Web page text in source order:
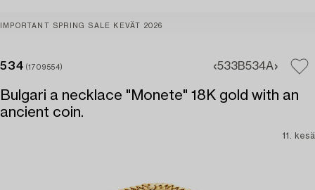
IMPORTANT SPRING SALE KEVÄT 2026
534 (1709554) 533B534A
Bulgari a necklace "Monete" 18K gold with an
ancient coin.
11. kesä